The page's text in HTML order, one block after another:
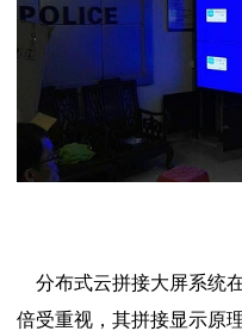
分布式云拼接大屏系统
倍受重视，其拼接显示原